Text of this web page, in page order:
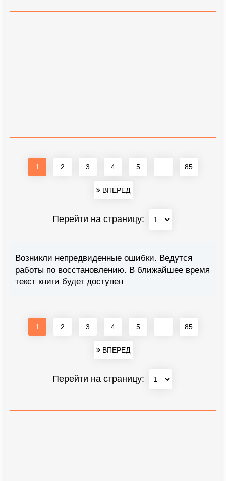
1 2 3 4 5 85
ВПЕРЕД
Перейти на страницу:
Возникли непредвиденные ошибки. Ведутся
работы по восстановлению. В ближайшее время
текст книги будет доступен
1 2 3 4 5 85
ВПЕРЕД
Перейти на страницу: